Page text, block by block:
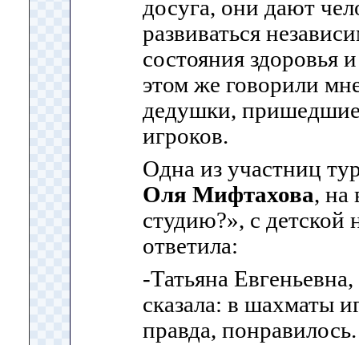
досуга, они дают
развиваться
состояния здоровья
этом же говорили
дедушки, пришедшие
игроков.
Одна из участниц
Оля Мифтахова, на
студию?», с детской
ответила:
-Татьяна
сказала: в шахматы
правда,